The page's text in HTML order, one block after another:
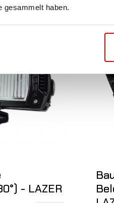
gesammelt haben.
- LAZER